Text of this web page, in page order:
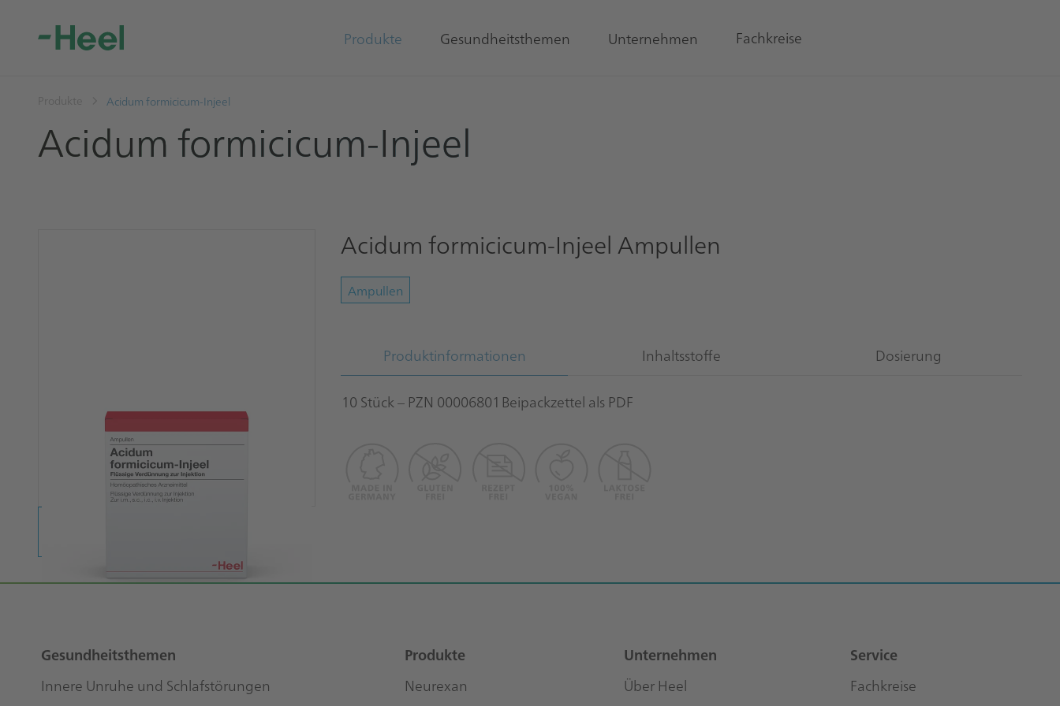
Produkte Gesundheitsthemen Unternehmen Fachkreise
Produkte Acidum formicicum-Injeel
Acidum formicicum-Injeel
Acidum formicicum-Injeel Ampullen
Ampullen
Produktinformationen Inhaltsstoffe Dosierung
10 Stück – PZN 00006801 Beipackzettel als PDF
Sitemap
Gesundheitsthemen
Innere Unruhe und Schlafstörungen
Produkte
Neurexan
Unternehmen
Über Heel
Service
Fachkreise